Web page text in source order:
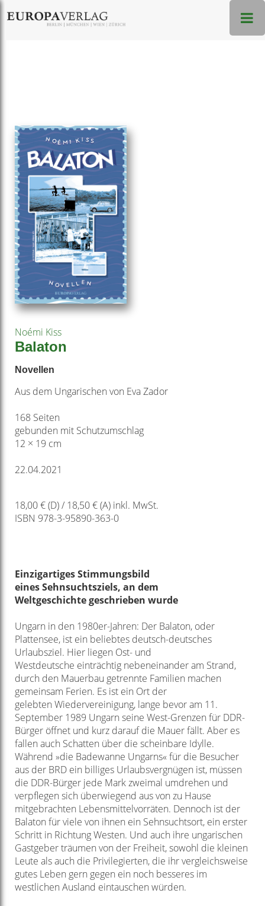
Noémi Kiss
Balaton
Novellen
Aus dem Ungarischen von Eva Zador
168 Seiten
gebunden mit Schutzumschlag
12 × 19 cm
22.04.2021
18,00 € (D) / 18,50 € (A) inkl. MwSt.
ISBN 978-3-95890-363-0
Einzigartiges Stimmungsbild
einesSehnsuchtsziels, an dem
Weltgeschichtegeschrieben wurde
Ungarn in den 1980er-Jahren: Der Balaton, oder
Plattensee, ist ein beliebtes deutsch-deutsches
Urlaubsziel. Hier liegen Ost- und
Westdeutsche einträchtig nebeneinander am Strand,
durch den Mauerbau getrennte Familien machen
gemeinsam Ferien. Es ist ein Ort der
gelebten Wiedervereinigung, lange bevor am 11.
September 1989 Ungarn seine West-Grenzen für DDR-
Bürger öffnet und kurz darauf die Mauerfällt. Aber es
fallen auch Schatten über die scheinbare Idylle.
Während »die Badewanne Ungarns« für die Besucher
aus der BRD ein billiges Urlaubsvergnügen ist, müssen
die DDR-Bürger jede Mark zweimal umdrehen und
verpflegen sich überwiegend aus von zu Hause
mitgebrachten Lebensmittelvorräten. Dennoch ist der
Balaton für viele von ihnen ein Sehnsuchtsort, ein erster
Schritt in Richtung Westen. Und auch ihre ungarischen
Gastgeber träumen von der Freiheit, sowohl die kleinen
Leute als auch die Privilegierten, die ihr vergleichsweise
gutes Leben gern gegen ein noch besseres im
westlichen Ausland eintauschen würden.